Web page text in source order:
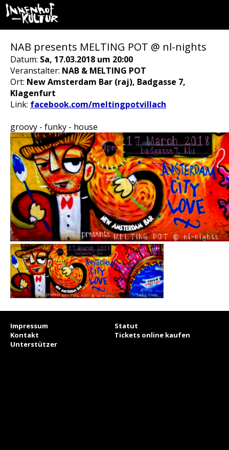
NAB presents MELTING POT @ nl-nights
Datum: Sa, 17.03.2018 um 20:00
Veranstalter: NAB & MELTING POT
Ort: New Amsterdam Bar (raj), Badgasse 7,
Klagenfurt
Link: facebook.com/meltingpotvillach
groovy - funky - house
Impressum
Statut
Kontakt
Tickets online kaufen
Unterstützer